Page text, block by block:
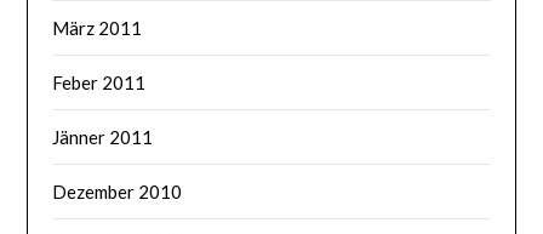
März 2011
Feber 2011
Jänner 2011
Dezember 2010